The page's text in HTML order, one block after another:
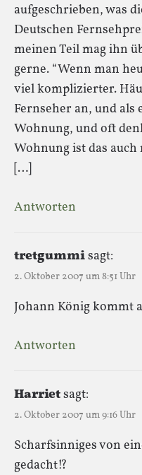
aufgeschrieben, was
Deutschen
meinen Teil mag ihn
gerne. “Wenn man
viel komplizierter.
Fernseher an, und als
Wohnung, und oft
Wohnung ist das
[…]
Antworten
tretgummisagt:
2. Oktober 2007 um 8:51 Uhr
Johann König kommt
Antworten
Harrietsagt:
2. Oktober 2007 um 9:16 Uhr
Scharfsinniges von
gedacht!?